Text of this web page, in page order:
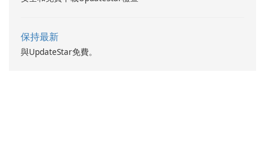
保持最新
與UpdateStar免費。